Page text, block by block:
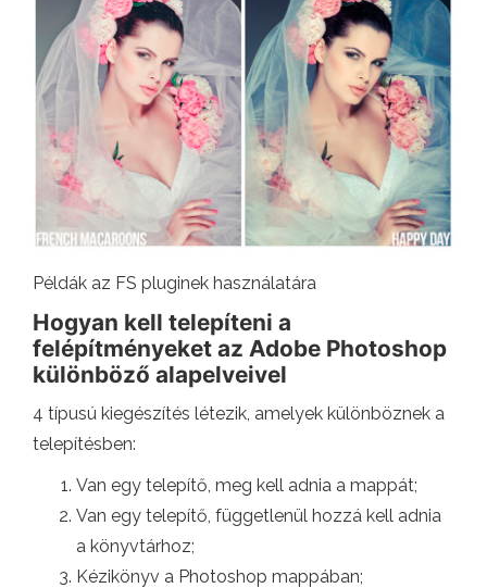
Példák az FS pluginek használatára
Hogyan kell telepíteni a
felépítményeket az Adobe Photoshop
különböző alapelveivel
4 típusú kiegészítés létezik, amelyek különböznek a
telepítésben:
Van egy telepítő, meg kell adnia a mappát;
Van egy telepítő, függetlenül hozzá kell adnia
a könyvtárhoz;
Kézikönyv a Photoshop mappában;